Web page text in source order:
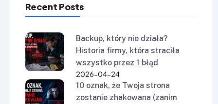
Recent Posts
Backup, który nie działa?
Historia firmy, która straciła
wszystko przez 1 błąd
2026-04-24
10 oznak, że Twoja strona
zostanie zhakowana (zanim